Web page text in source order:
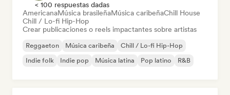
< 100 respuestas dadas
AmericanaMúsica brasileñaMúsica caribeñaChill House
Chill / Lo-fi Hip-Hop
Crear publicaciones o reels impactantes sobre artistas
Reggaeton Música caribeña
Chill / Lo-fi Hip-Hop
Indie folk
Indie pop Música latina Pop latino R&B